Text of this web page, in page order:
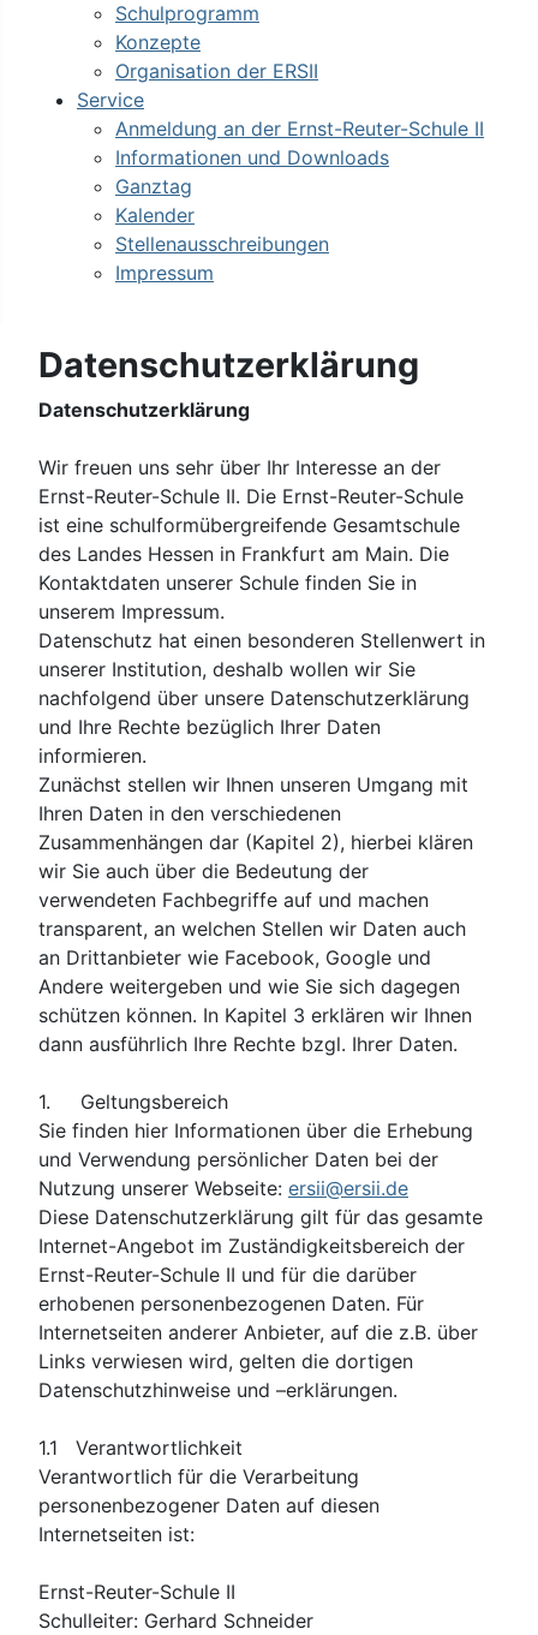
Schulprogramm
Konzepte
Organisation der ERSII
Service
Anmeldung an der Ernst-Reuter-Schule II
Informationen und Downloads
Ganztag
Kalender
Stellenausschreibungen
Impressum
Datenschutzerklärung
Datenschutzerklärung
Wir freuen uns sehr über Ihr Interesse an der
Ernst-Reuter-Schule II. Die Ernst-Reuter-Schule
ist eine schulformübergreifende Gesamtschule
des Landes Hessen in Frankfurt am Main. Die
Kontaktdaten unserer Schule finden Sie in
unserem Impressum.
Datenschutz hat einen besonderen Stellenwert in
unserer Institution, deshalb wollen wir Sie
nachfolgend über unsere Datenschutzerklärung
und Ihre Rechte bezüglich Ihrer Daten
informieren.
Zunächst stellen wir Ihnen unseren Umgang mit
Ihren Daten in den verschiedenen
Zusammenhängen dar (Kapitel 2), hierbei klären
wir Sie auch über die Bedeutung der
verwendeten Fachbegriffe auf und machen
transparent, an welchen Stellen wir Daten auch
an Drittanbieter wie Facebook, Google und
Andere weitergeben und wie Sie sich dagegen
schützen können. In Kapitel 3 erklären wir Ihnen
dann ausführlich Ihre Rechte bzgl. Ihrer Daten.
1. Geltungsbereich
Sie finden hier Informationen über die Erhebung
und Verwendung persönlicher Daten bei der
Nutzung unserer Webseite: ersii@ersii.de
Diese Datenschutzerklärung gilt für das gesamte
Internet-Angebot im Zuständigkeitsbereich der
Ernst-Reuter-Schule II und für die darüber
erhobenen personenbezogenen Daten. Für
Internetseiten anderer Anbieter, auf die z.B. über
Links verwiesen wird, gelten die dortigen
Datenschutzhinweise und –erklärungen.
1.1 Verantwortlichkeit
Verantwortlich für die Verarbeitung
personenbezogener Daten auf diesen
Internetseiten ist:
Ernst-Reuter-Schule II
Schulleiter: Gerhard Schneider